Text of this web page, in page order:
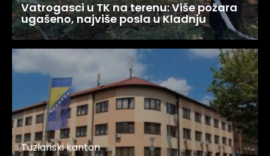
Vatrogasci u TK na terenu: Više požara
ugašeno, najviše posla u Kladnju
Tuzlanski kanton